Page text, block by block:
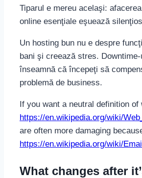
Tiparul e mereu acelaşi:
online esenţiale eşuează
Un hosting bun nu e despre
bani şi creează stres.
înseamnă că începeţi să
problemă de business.
If you want a neutral definition
https://en.wikipedia.org/wiki/
are often more damaging
https://en.wikipedia.org/wiki/
What changes after